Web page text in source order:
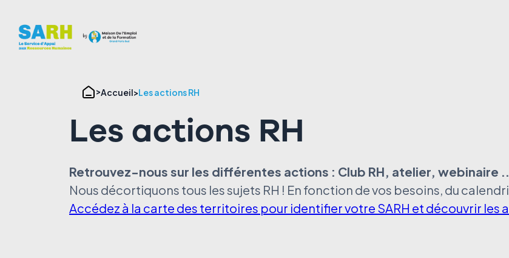
Accueil Les actions RH
Les actions RH
Retrouvez-nous sur les différentes actions : Club RH, atelier, webinaire
Nous décortiquons tous les sujets RH ! En fonction de vos besoins, du
Accédez à la carte des territoires pour identifier votre SARH et découvrir